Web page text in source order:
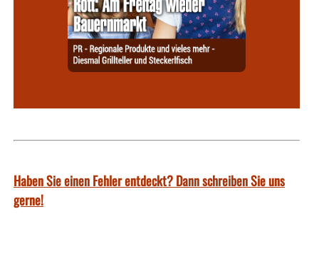
Haben Sie einen Fehler entdeckt? Dann schreiben Sie uns
gerne!